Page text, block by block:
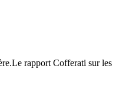
Le rapport Cofferati sur les